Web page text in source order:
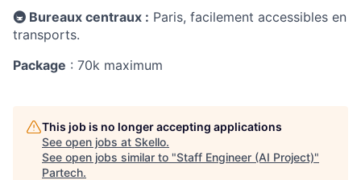
🚇 Bureaux centraux : Paris, facilement accessibles en
transports.
Package : 70k maximum
This job is no longer accepting applications
See open jobs at Skello.
See open jobs similar to "Staff Engineer (AI Project)"
Partech.